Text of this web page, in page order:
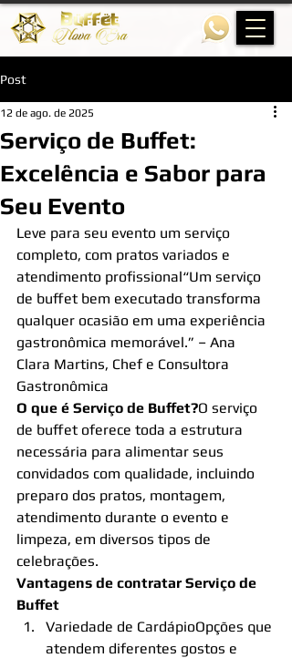
Post
Serviço de Buffet:
Excelência e Sabor para
Seu Evento
12 de ago. de 2025
Leve para seu evento um serviço
completo, com pratos variados e
atendimento profissional“Um serviço
de buffet bem executado transforma
qualquer ocasião em uma experiência
gastronômica memorável.” – Ana
Clara Martins, Chef e Consultora
Gastronômica
O que é Serviço de Buffet?O serviço
de buffet oferece toda a estrutura
necessária para alimentar seus
convidados com qualidade, incluindo
preparo dos pratos, montagem,
atendimento durante o evento e
limpeza, em diversos tipos de
celebrações.
Vantagens de contratar Serviço de
Buffet
Variedade de CardápioOpções que
atendem diferentes gostos e